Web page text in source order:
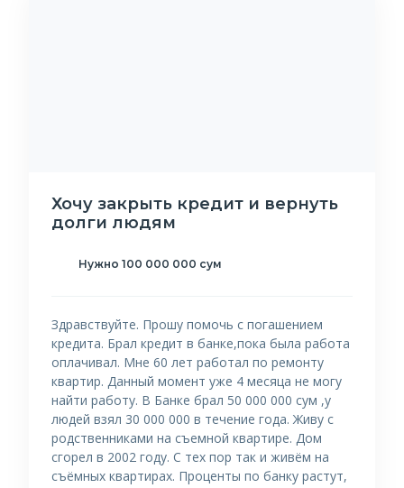
Хочу закрыть кредит и вернуть
долги людям
Нужно 100 000 000 сум
Здравствуйте. Прошу помочь с погашением
кредита. Брал кредит в банке,пока была работа
оплачивал. Мне 60 лет работал по ремонту
квартир. Данный момент уже 4 месяца не могу
найти работу. В Банке брал 50 000 000 сум ,у
людей взял 30 000 000 в течение года. Живу с
родственниками на съемной квартире. Дом
сгорел в 2002 году. С тех пор так и живём на
съёмных квартирах. Проценты по банку растут,